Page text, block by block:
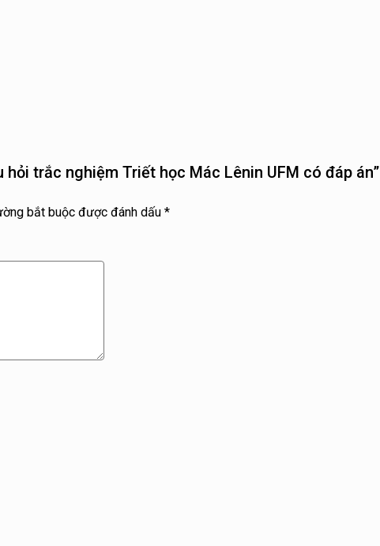
trắc nghiệm Triết học Mác Lênin UFM có đáp án”
bắt buộc được đánh dấu *